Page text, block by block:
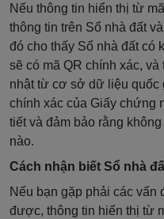
Nếu thông tin hiển thị từ
thông tin trên Sổ nhà đất
đó cho thấy Sổ nhà đất có
sẽ có mã QR chính xác,
nhật từ cơ sở dữ liệu quốc
chính xác của Giấy chứng
tiết và đảm bảo rằng
nào.
Cách nhận biết Sổ nhà
Nếu bạn gặp phải các vấn
được, thông tin hiển thị từ